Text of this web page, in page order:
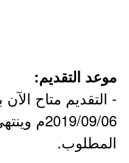
موعد التقديم:
- التقديم متاح الآن
2019/09/
المطلوب.